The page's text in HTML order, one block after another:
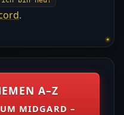
.
A–Z
MIDGARD –